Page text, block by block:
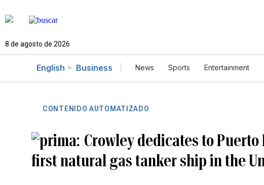
8 de agosto de 2026
English Business News Sports Entertainment
CONTENIDO AUTOMATIZADO
Crowley dedicates to
first natural gas tanker ship in the